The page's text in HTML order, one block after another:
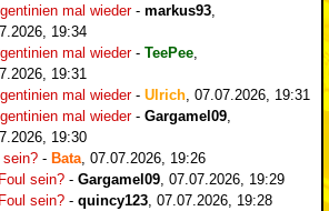
mal wieder- markus93
19:34
mal wieder- TeePee
19:31
mal wieder- Ulrich 07.07.2026, 19:31
mal wieder- Gargamel09
19:30
sein? - Bata 07.07.2026, 19:26
sein? - Gargamel09 07.07.2026, 19:29
sein? - quincy123 07.07.2026, 19:28